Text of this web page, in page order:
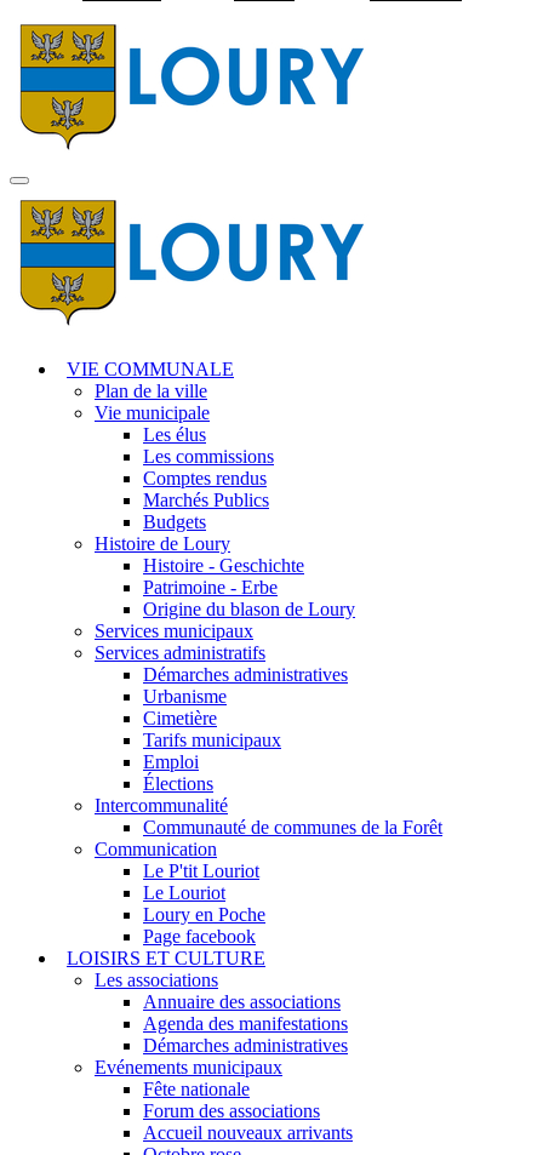
MENU
PRINCIPAL
VIE COMMUNALE
Plan de la ville
Vie municipale
Les élus
Les commissions
Comptes rendus
Marchés Publics
Budgets
Histoire de Loury
Histoire - Geschichte
Patrimoine - Erbe
Origine du blason de Loury
Services municipaux
Services administratifs
Démarches administratives
Urbanisme
Cimetière
Tarifs municipaux
Emploi
Élections
Intercommunalité
Communauté de communes de la Forêt
Communication
Le P'tit Louriot
Le Louriot
Loury en Poche
Page facebook
LOISIRS ET CULTURE
Les associations
Annuaire des associations
Agenda des manifestations
Démarches administratives
Evénements municipaux
Fête nationale
Forum des associations
Accueil nouveaux arrivants